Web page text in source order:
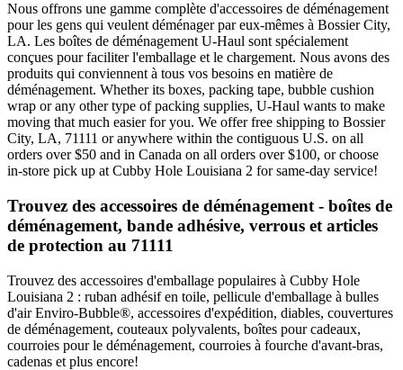
Nous offrons une gamme complète d'accessoires de déménagement
pour les gens qui veulent déménager par eux-mêmes à Bossier City,
LA. Les boîtes de déménagement U-Haul sont spécialement
conçues pour faciliter l'emballage et le chargement. Nous avons des
produits qui conviennent à tous vos besoins en matière de
déménagement. Whether its boxes, packing tape, bubble cushion
wrap or any other type of packing supplies, U-Haul wants to make
moving that much easier for you. We offer free shipping to Bossier
City, LA, 71111 or anywhere within the contiguous U.S. on all
orders over $50 and in Canada on all orders over $100, or choose
in-store pick up at Cubby Hole Louisiana 2 for same-day service!
Trouvez des accessoires de déménagement - boîtes de
déménagement, bande adhésive, verrous et articles
de protection au 71111
Trouvez des accessoires d'emballage populaires à Cubby Hole
Louisiana 2 : ruban adhésif en toile, pellicule d'emballage à bulles
d'air Enviro-Bubble®, accessoires d'expédition, diables, couvertures
de déménagement, couteaux polyvalents, boîtes pour cadeaux,
courroies pour le déménagement, courroies à fourche d'avant-bras,
cadenas et plus encore!